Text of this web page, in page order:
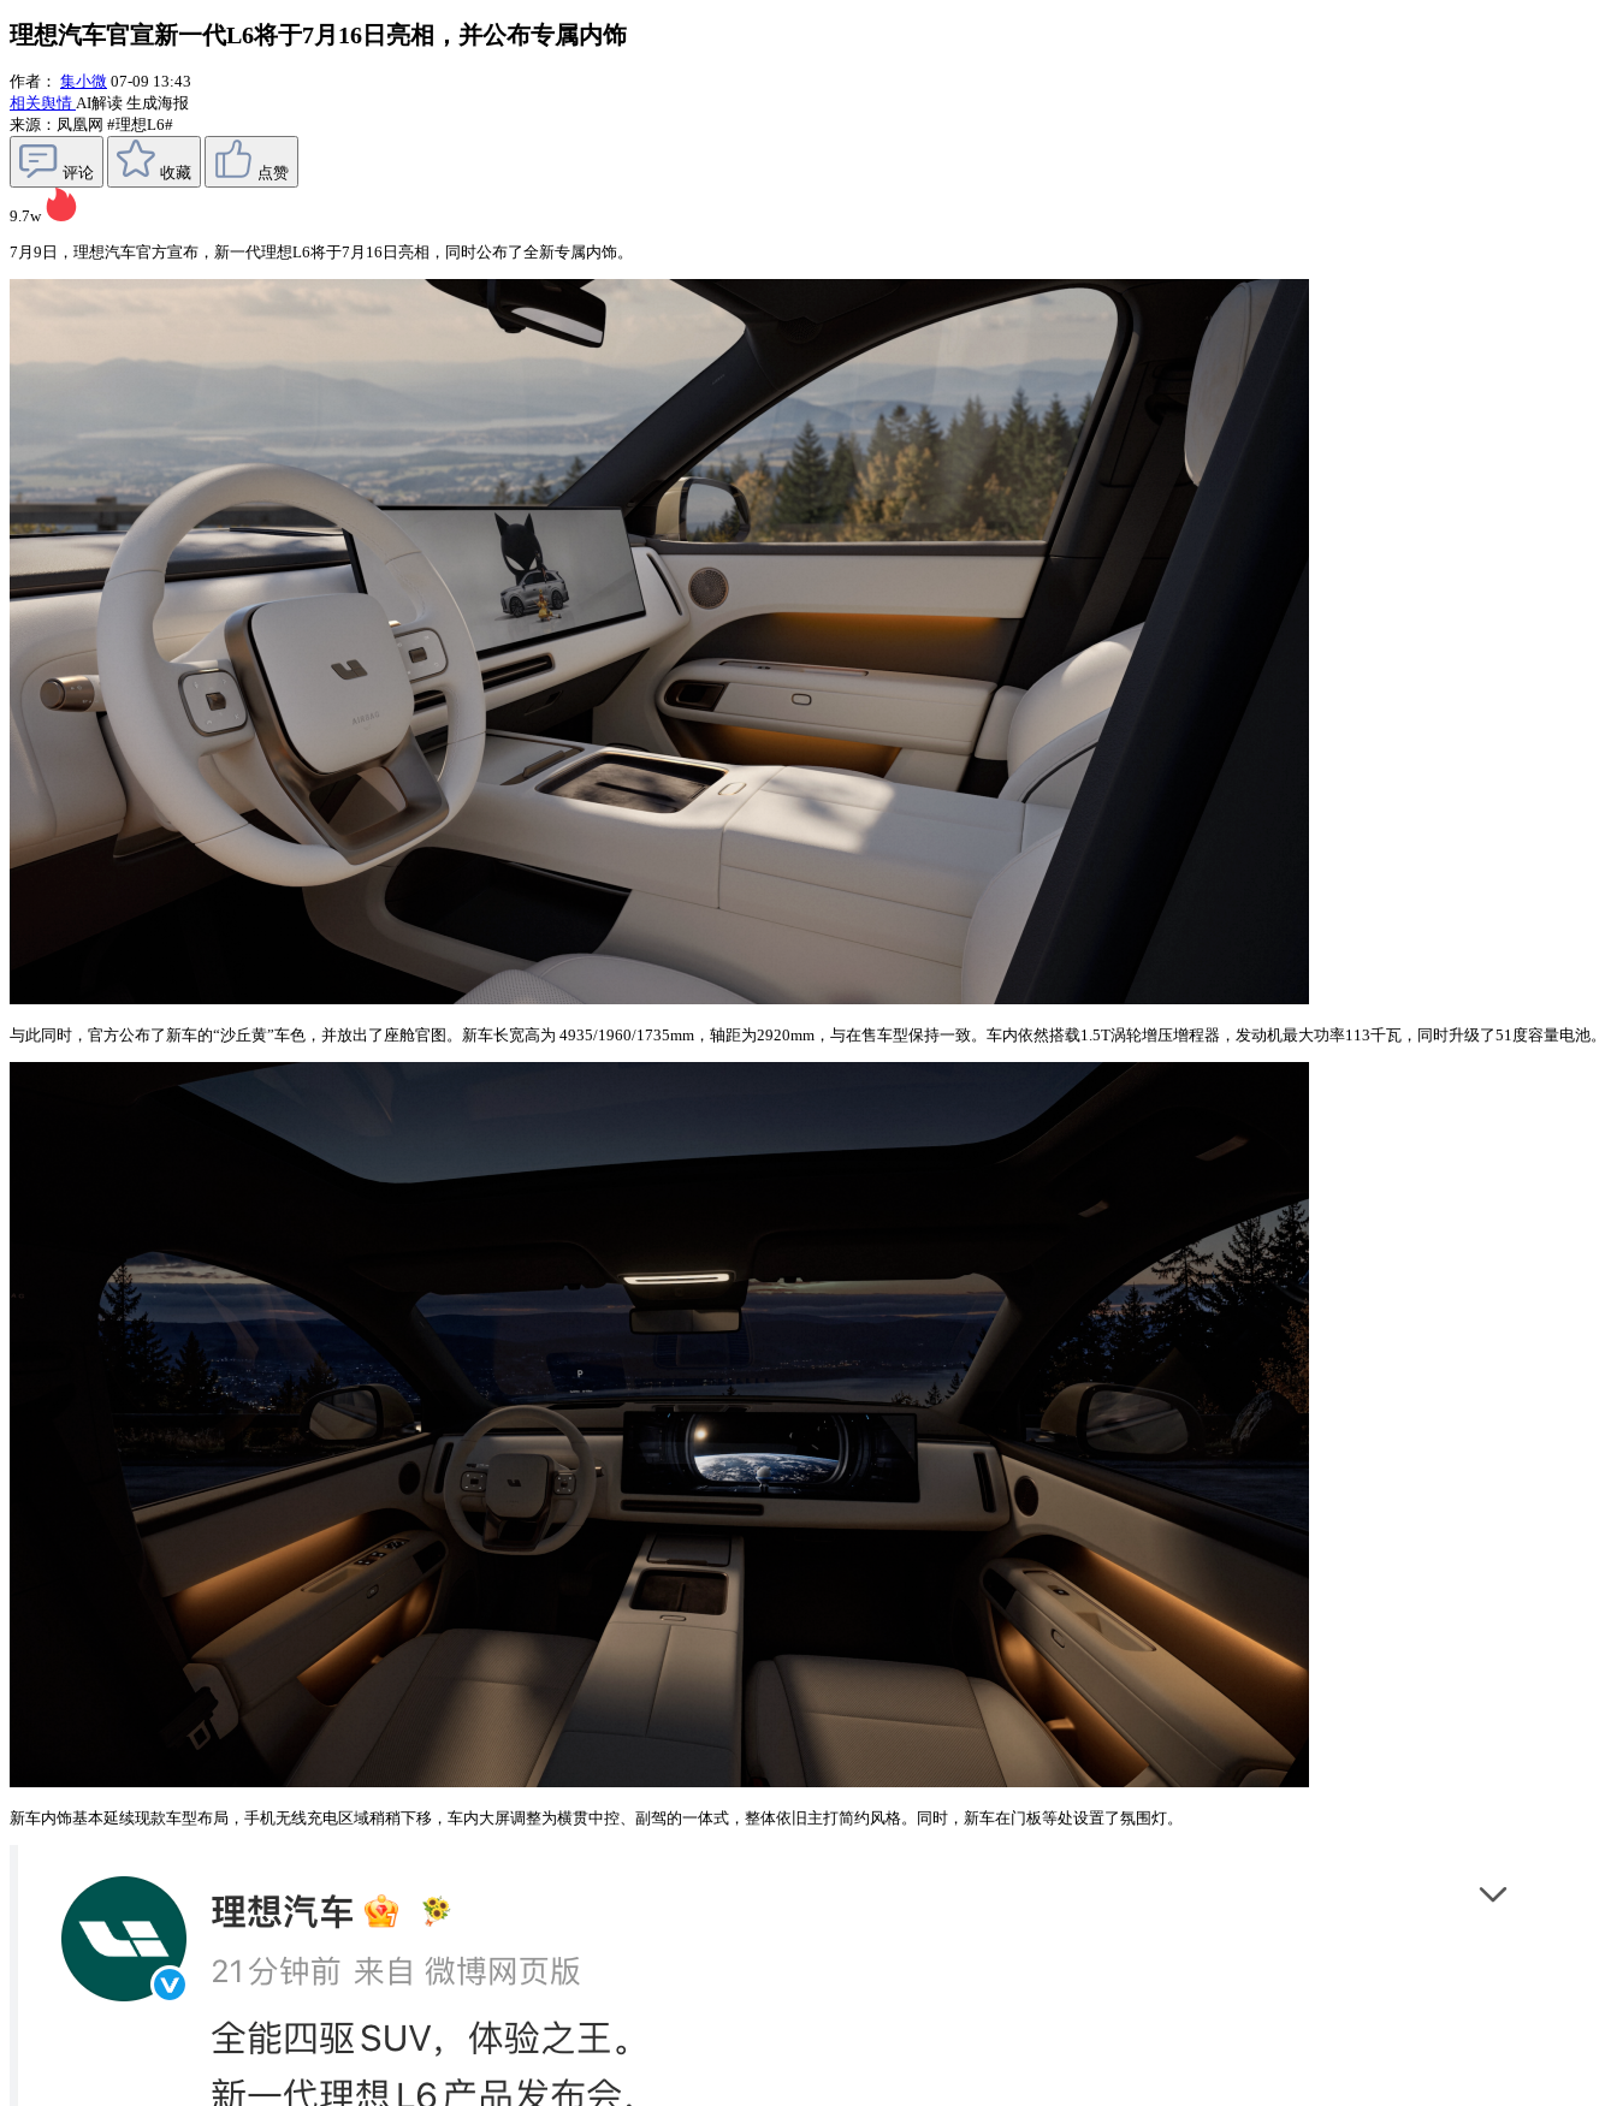
理想汽车官宣新一代L6将于7月16日亮相，并公布专属内饰
作者： 集小微 07-09 13:43
相关舆情 AI解读 生成海报
来源：凤凰网 #理想L6#
评论 收藏 点赞
9.7w
7月9日，理想汽车官方宣布，新一代理想L6将于7月16日亮相，同时公布了全新专属内饰。
与此同时，官方公布了新车的“沙丘黄”车色，并放出了座舱官图。新车长宽高为 4935/1960/1735mm，轴距为2920mm，与在售车型保持一致。车内依然搭载1.5T涡轮增压增程器，发动机最大功率113千瓦，同时升级了51度容量电池。
新车内饰基本延续现款车型布局，手机无线充电区域稍稍下移，车内大屏调整为横贯中控、副驾的一体式，整体依旧主打简约风格。同时，新车在门板等处设置了氛围灯。